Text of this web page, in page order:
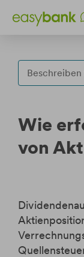
Weiter
Weiter
Fragen &
Upload-
Login
eBanking
Wie
von